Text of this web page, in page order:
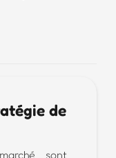
de
sont